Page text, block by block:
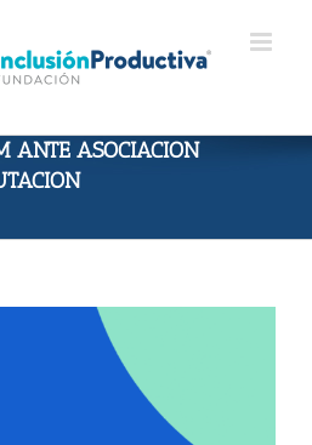
ANTE ASOCIACION